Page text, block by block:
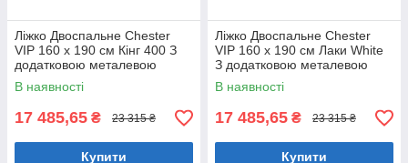
Ліжко Двоспальне Chester
VIP 160 х 190 см Кінг 400 З
додатковою металевою
цільнозварною рамою C1
Білий
В наявності
17 485,65 ₴ 23 315 ₴
Купити
Ліжко Двоспальне Chester
VIP 160 х 190 см Лаки White
З додатковою металевою
цільнозварною рамою Білий
В наявності
17 485,65 ₴ 23 315 ₴
Купити